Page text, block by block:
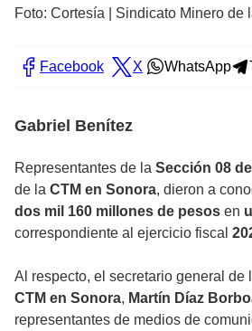
Foto: Cortesía | Sindicato Minero de
Facebook X WhatsApp
Gabriel Benítez
Representantes de la Sección 08
de la CTM en Sonora, dieron a
dos mil 160 millones de pesos en
correspondiente al ejercicio fiscal
Al respecto, el secretario general de
CTM en Sonora, Martín Díaz
representantes de medios de